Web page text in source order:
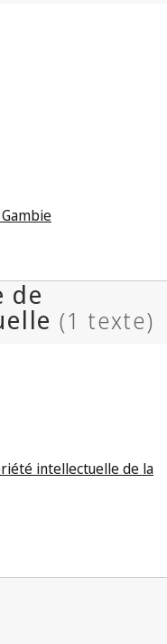
intellectuelle de la